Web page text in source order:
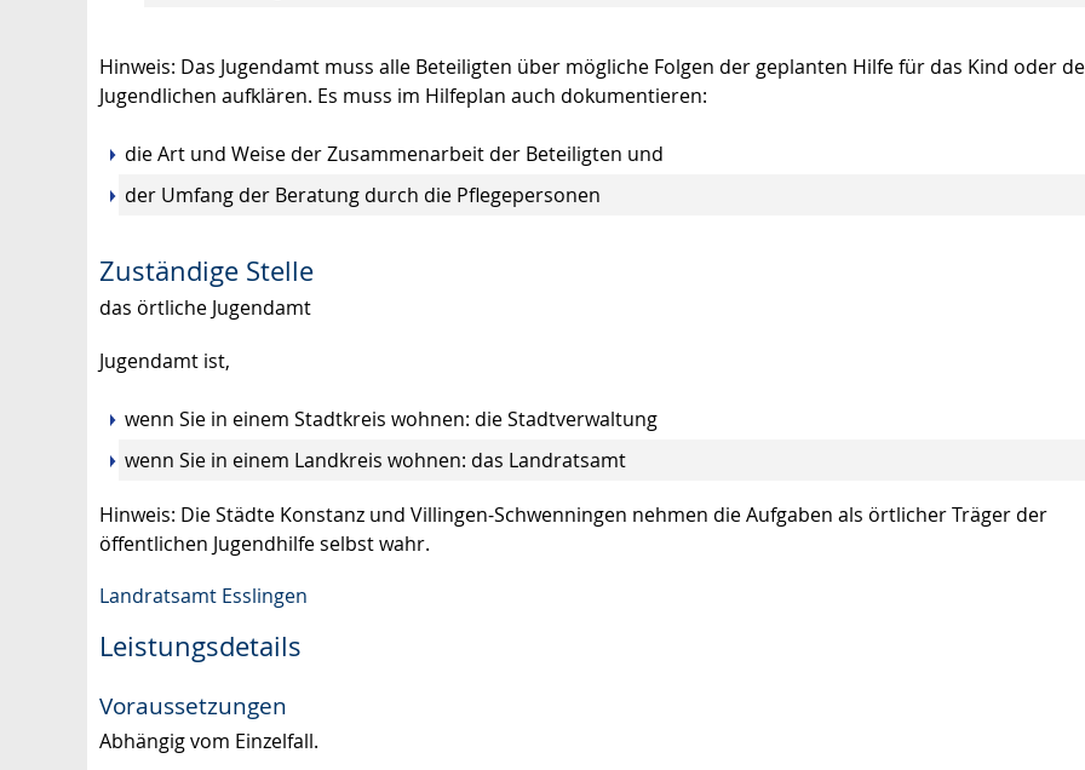
Hinweis: Das Jugendamt muss alle Beteiligten über mögliche Folgen der geplanten Hilfe für das Kind oder
Jugendlichen aufklären. Es muss im Hilfeplan auch dokumentieren:
die Art und Weise der Zusammenarbeit der Beteiligten und
der Umfang der Beratung durch die Pflegepersonen
Zuständige Stelle
das örtliche Jugendamt
Jugendamt ist,
wenn Sie in einem Stadtkreis wohnen: die Stadtverwaltung
wenn Sie in einem Landkreis wohnen: das Landratsamt
Hinweis: Die Städte Konstanz und Villingen-Schwenningen nehmen die Aufgaben als örtlicher Träger der
öffentlichen Jugendhilfe selbst wahr.
Landratsamt Esslingen
Leistungsdetails
Voraussetzungen
Abhängig vom Einzelfall.